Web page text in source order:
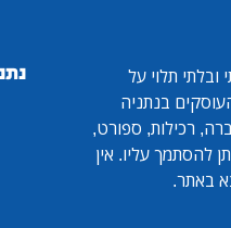
תלוי על
בנתניה
רכילות, ספורט,
להסתמך עליו. אין
באתר.